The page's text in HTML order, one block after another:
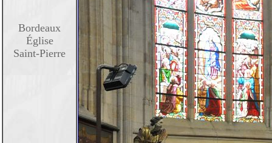
Bordeaux
Église
Saint-Pierre